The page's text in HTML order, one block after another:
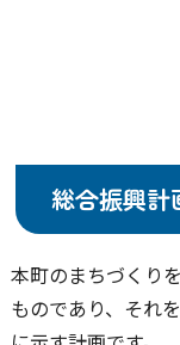
総合振興計
本町のまちづくり
ものであり、それ